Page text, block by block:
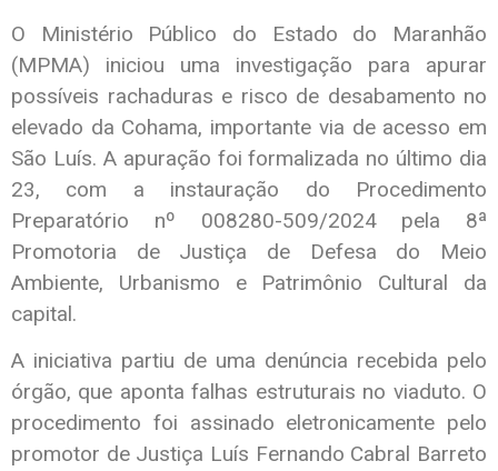
O Ministério Público do Estado do Maranhão
(MPMA) iniciou uma investigação para apurar
possíveis rachaduras e risco de desabamento no
elevado da Cohama, importante via de acesso em
São Luís. A apuração foi formalizada no último dia
23, com a instauração do Procedimento
Preparatório nº 008280-509/2024 pela 8ª
Promotoria de Justiça de Defesa do Meio
Ambiente, Urbanismo e Patrimônio Cultural da
capital.
A iniciativa partiu de uma denúncia recebida pelo
órgão, que aponta falhas estruturais no viaduto. O
procedimento foi assinado eletronicamente pelo
promotor de Justiça Luís Fernando Cabral Barreto